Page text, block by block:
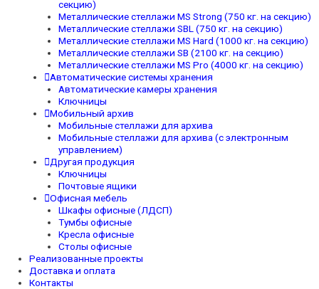
секцию)
Металлические стеллажи MS Strong (750 кг. на секцию)
Металлические стеллажи SBL (750 кг. на секцию)
Металлические стеллажи MS Hard (1000 кг. на секцию)
Металлические стеллажи SB (2100 кг. на секцию)
Металлические стеллажи MS Pro (4000 кг. на секцию)
Автоматические системы хранения
Автоматические камеры хранения
Ключницы
Мобильный архив
Мобильные стеллажи для архива
Мобильные стеллажи для архива (с электронным
управлением)
Другая продукция
Ключницы
Почтовые ящики
Офисная мебель
Шкафы офисные (ЛДСП)
Тумбы офисные
Кресла офисные
Столы офисные
Реализованные проекты
Доставка и оплата
Контакты